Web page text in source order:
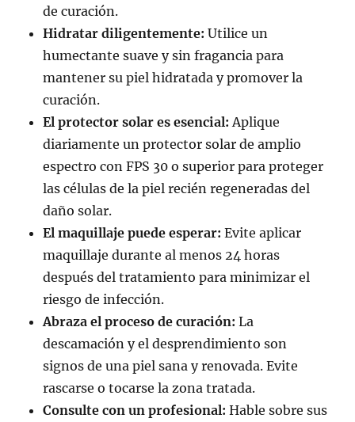
de curación.
Hidratar diligentemente: Utilice un
humectante suave y sin fragancia para
mantener su piel hidratada y promover la
curación.
El protector solar es esencial: Aplique
diariamente un protector solar de amplio
espectro con FPS 30 o superior para proteger
las células de la piel recién regeneradas del
daño solar.
El maquillaje puede esperar: Evite aplicar
maquillaje durante al menos 24 horas
después del tratamiento para minimizar el
riesgo de infección.
Abraza el proceso de curación: La
descamación y el desprendimiento son
signos de una piel sana y renovada. Evite
rascarse o tocarse la zona tratada.
Consulte con un profesional: Hable sobre sus